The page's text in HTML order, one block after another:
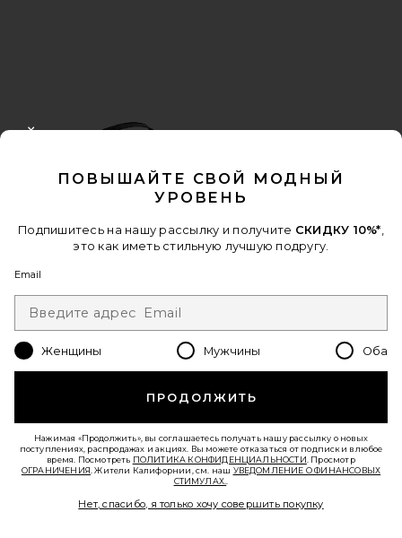
В ТРЕНДЕ СЕЙЧАС!
Favorite БРЮКИ ROMA
ПОВЫШАЙТЕ СВОЙ МОДНЫЙ
УРОВЕНЬ
Подпишитесь на нашу рассылку и получите СКИДКУ 10%*
это как иметь стильную лучшую подругу.
Email
Женщины Мужчины Оба
ПРОДОЛЖИТЬ
Нажимая «Продолжить», вы соглашаетесь получать нашу рассылку о новых
поступлениях, распродажах и акциях. Вы можете отказаться от подписки в любое
время. Посмотреть ПОЛИТИКА КОНФИДЕНЦИАЛЬНОСТИ . Просмотр
ОГРАНИЧЕНИЯ . Жители Калифорнии, см. наш УВЕДОМЛЕНИЕ О ФИНАНСОВЫХ
СТИМУЛАХ.
Нет, спасибо, я только хочу совершить покупку